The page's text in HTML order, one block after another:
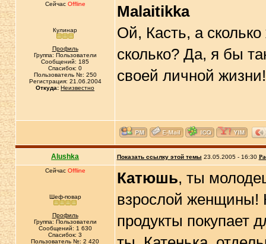
Сейчас Offline
Кулинар
Профиль
Группа: Пользователи
Сообщений: 185
Спасибок: 0
Пользователь №: 250
Регистрация: 21.06.2004
Откуда: Неизвестно
Malaitikka
Ой, Касть, а
сколько? Да, я бы
своей личной жизни!
Alushka Показать ссылку этой темы 23.05.2005 - 16:30
Сейчас Offline
Шеф-повар
Профиль
Группа: Пользователи
Сообщений: 1 630
Спасибок: 3
Пользователь №: 2 420
Катюшь, ты
взрослой женщины!
продукты покупает